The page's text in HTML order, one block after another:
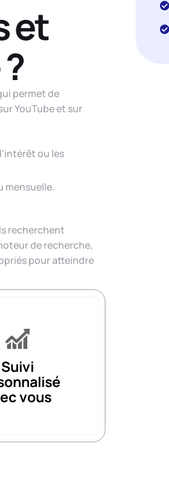
et
permet de
YouTube et sur
ou les
mensuelle.
recherchent
de recherche,
pour atteindre
Suivi
vous